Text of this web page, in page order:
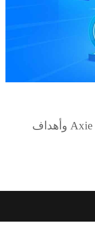
[td_block_text_with_title tdc_css=””] ما هي عملة Axie Infinity (AXS) وأهداف